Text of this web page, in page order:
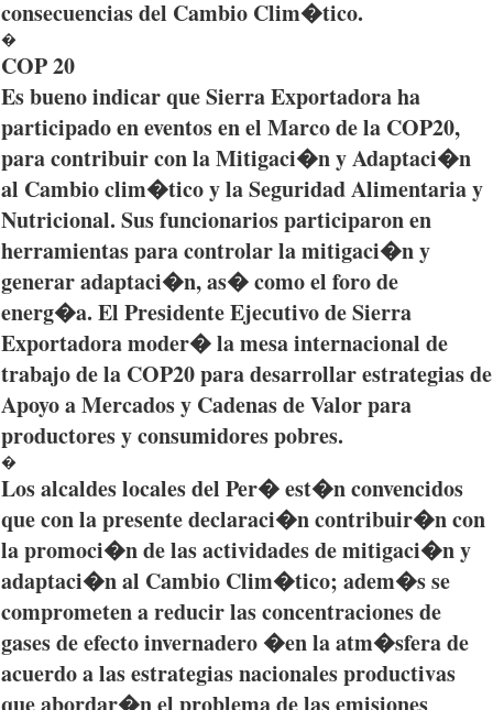
consecuencias del Cambio Clim�tico.
�
COP 20
Es bueno indicar que Sierra Exportadora ha
participado en eventos en el Marco de la COP20,
para contribuir con la Mitigaci�n y Adaptaci�n
al Cambio clim�tico y la Seguridad Alimentaria y
Nutricional. Sus funcionarios participaron en
herramientas para controlar la mitigaci�n y
generar adaptaci�n, as� como el foro de
energ�a. El Presidente Ejecutivo de Sierra
Exportadora moder� la mesa internacional de
trabajo de la COP20 para desarrollar estrategias de
Apoyo a Mercados y Cadenas de Valor para
productores y consumidores pobres.
�
Los alcaldes locales del Per� est�n convencidos
que con la presente declaraci�n contribuir�n con
la promoci�n de las actividades de mitigaci�n y
adaptaci�n al Cambio Clim�tico; adem�s se
comprometen a reducir las concentraciones de
gases de efecto invernadero �en la atm�sfera de
acuerdo a las estrategias nacionales productivas